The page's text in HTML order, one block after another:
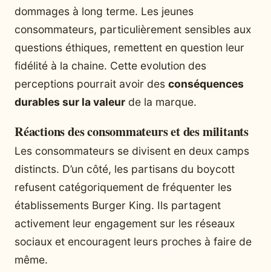
dommages à long terme. Les jeunes
consommateurs, particulièrement sensibles aux
questions éthiques, remettent en question leur
fidélité à la chaine. Cette evolution des
perceptions pourrait avoir des conséquences
durables sur la valeur de la marque.
Réactions des consommateurs et des militants
Les consommateurs se divisent en deux camps
distincts. D’un côté, les partisans du boycott
refusent catégoriquement de fréquenter les
établissements Burger King. Ils partagent
activement leur engagement sur les réseaux
sociaux et encouragent leurs proches à faire de
même.